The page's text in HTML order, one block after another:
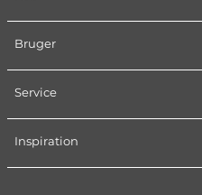
Bruger
Service
Inspiration